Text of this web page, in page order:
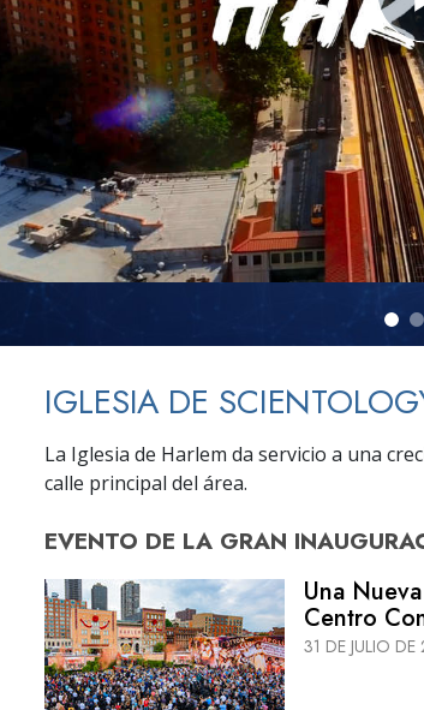
Amor y Odio: ¿Qué es Grandeza?
IGLESIA DE
La Iglesia de Harlem da servicio a una
calle principal del área.
EVENTO DE LA GRAN
Una
Centro
31 DE JULIO DE